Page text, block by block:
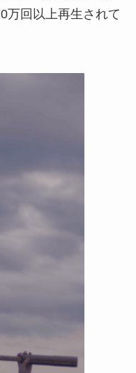
万回以上再生されて